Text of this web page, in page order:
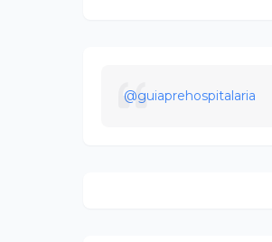
@guiaprehospitalaria